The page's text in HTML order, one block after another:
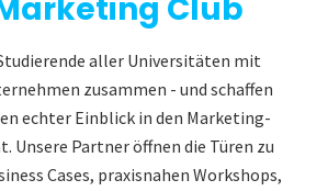
Club
aller Universitäten mit
zusammen - und schaffen
echter Einblick in den Marketing-
Unsere Partner öffnen die Türen zu
Cases, praxisnahen Workshops,